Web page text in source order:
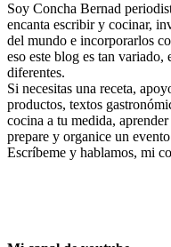
Soy Concha Bernad
encanta escribir y cocinar,
del mundo e incorporarlos
eso este blog es tan variado,
diferentes.
Si necesitas una receta,
productos, textos
cocina a tu medida,
prepare y organice un
Escríbeme y hablamos, mi